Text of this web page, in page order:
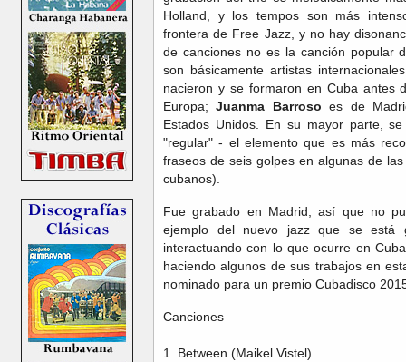
Holland, y los tempos son más
frontera de Free Jazz, y no hay
de canciones no es la canción popular
son básicamente artistas
nacieron y se formaron en Cuba antes
Europa;Juanma Barroso es de
Estados Unidos. En su mayor parte,
"regular" - el elemento que es más
fraseos de seis golpes en algunas de
cubanos).
Fue grabado en Madrid, así que no
ejemplo del nuevo jazz que se está
interactuando con lo que ocurre en
haciendo algunos de sus trabajos en
nominado para un premio Cubadisco
Canciones
1. Between (Maikel Vistel)